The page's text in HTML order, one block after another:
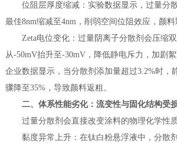
位阻层厚度缩减：实验数据显示，过量分散
最佳8nm缩减至4nm，削弱空间位阻效应，颜料
Zeta电位变化：过量阴离子分散剂会压缩双
从-50mV抬升至-30mV，降低静电斥力，加剧
企业数据显示，当分散剂添加量超过3.2%时，
骤降至35%，导致颜料返粗。
二、体系性能劣化：流变性与固化结构受
过量分散剂会直接改变涂料的物理化学性质
黏度异常上升：在钛白粉悬浮液中，分散